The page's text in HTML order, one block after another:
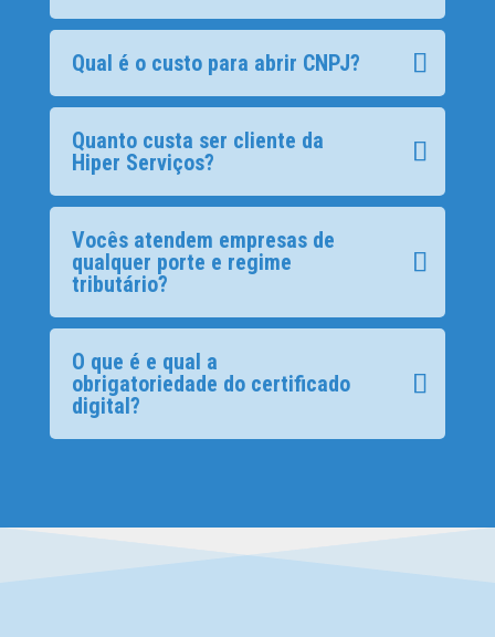
Qual é o custo para abrir CNPJ?
Quanto custa ser cliente da
Hiper Serviços?
Vocês atendem empresas de
qualquer porte e regime
tributário?
O que é e qual a
obrigatoriedade do certificado
digital?